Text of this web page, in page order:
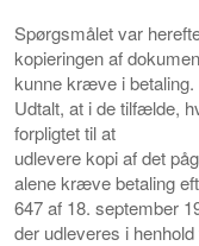
Spørgsmålet var
kopieringen af
kunne kræve i betaling.
Udtalt, at i de tilfælde,
forpligtet til at
udlevere kopi af det
alene kræve betaling
647 af 18. september
der udleveres i